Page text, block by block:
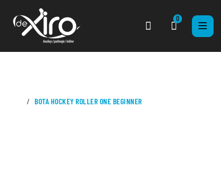
0
BOTA HOCKEY ROLLER ONE BEGINNER